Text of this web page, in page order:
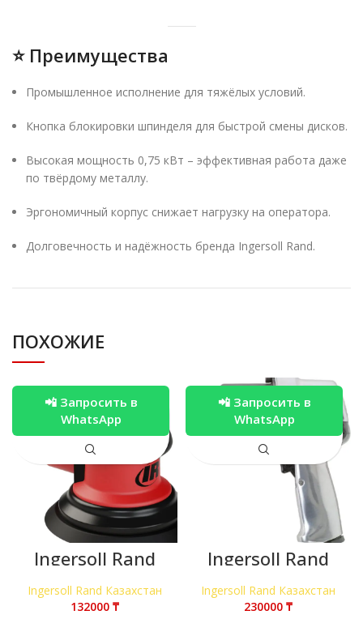
⭐ Преимущества
Промышленное исполнение для тяжёлых условий.
Кнопка блокировки шпинделя для быстрой смены дисков.
Высокая мощность 0,75 кВт – эффективная работа даже
по твёрдому металлу.
Эргономичный корпус снижает нагрузку на оператора.
Долговечность и надёжность бренда Ingersoll Rand.
ПОХОЖИЕ
Ingersoll Rand
5151-6-HL –
пневматическая
орбитальная
Ingersoll Rand Казахстан
₸
📲 Запросить в
WhatsApp
Ingersoll Rand
244A —
мощный
пневматически
Ingersoll Rand Казахстан
₸
📲 Запросить в
WhatsApp